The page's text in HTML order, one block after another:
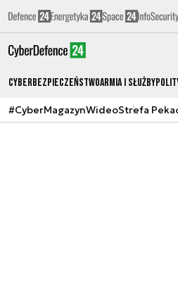
CyberbezpieczeństwoArmia i Służby
#CyberMagazynWideoStrefa